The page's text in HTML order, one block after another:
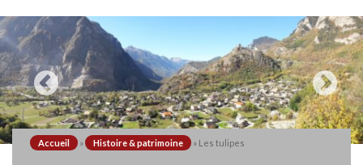
Accueil » Histoire & patrimoine » Les tulipes